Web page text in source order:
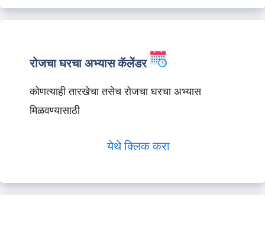
रोजचा घरचा अभ्यास कॅलेंडर
कोणत्याही तारखेचा तसेच रोजचा घरचा अभ्यास
मिळवण्यासाठी
येथे क्लिक करा